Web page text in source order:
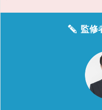
監修